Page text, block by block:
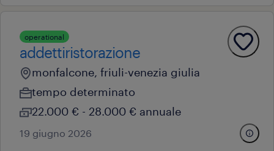
operational
addettiristorazione
monfalcone, friuli-venezia giulia
tempo determinato
22.000 € - 28.000 € annuale
19 giugno 2026